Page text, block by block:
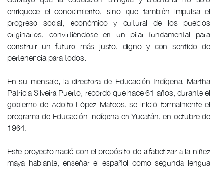
enriquece el conocimiento, sino que también impulsa el
progreso social, económico y cultural de los pueblos
originarios, convirtiéndose en un pilar fundamental para
construir un futuro más justo, digno y con sentido de
pertenencia para todos.
En su mensaje, la directora de Educación Indígena, Martha
Patricia Silveira Puerto, recordó que hace 61 años, durante el
gobierno de Adolfo López Mateos, se inició formalmente el
programa de Educación Indígena en Yucatán, en octubre de
1964.
Este proyecto nació con el propósito de alfabetizar a la niñez
maya hablante, enseñar el español como segunda lengua